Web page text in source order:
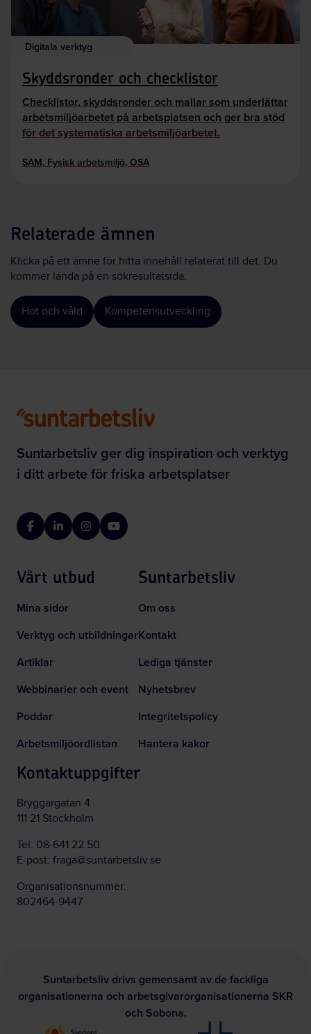
Digitala verktyg
Skyddsronder och checklistor
Checklistor, skyddsronder och mallar som underlättar
arbetsmiljöarbetet på arbetsplatsen och ger bra stöd
för det systematiska arbetsmiljöarbetet.
SAM, Fysisk arbetsmiljö, OSA
Relaterade ämnen
Klicka på ett ämne för hitta innehåll relaterat till det. Du
kommer landa på en sökresultatsida.
Hot och våld Kompetensutveckling
Suntarbetsliv ger dig inspiration och verktyg
i ditt arbete för friska arbetsplatser
FacebookLinkedInInstagramYouTube
Vårt utbud
Mina sidor
Verktyg och utbildningar
Artiklar
Webbinarier och event
Poddar
Arbetsmiljöordlistan
Suntarbetsliv
Om oss
Kontakt
Lediga tjänster
Nyhetsbrev
Integritetspolicy
Hantera kakor
Kontaktuppgifter
Bryggargatan 4
111 21 Stockholm
Tel: 08-641 22 50
E-post: fraga@suntarbetsliv.se
Organisationsnummer:
802464-9447
Suntarbetsliv drivs gemensamt av de fackliga
organisationerna och arbetsgivarorganisationerna SKR
och Sobona.